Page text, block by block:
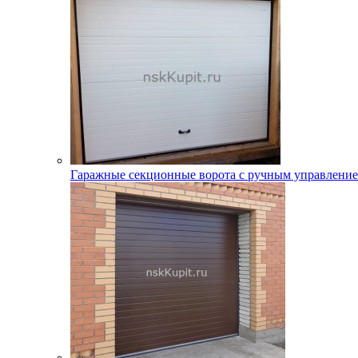
Гаражные секционные ворота с ручным